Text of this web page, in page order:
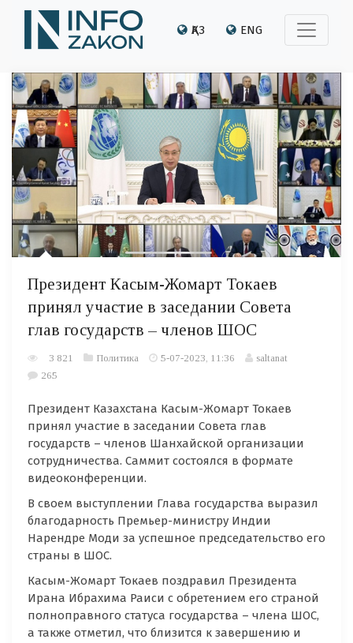
ҚАЗ ENG
Президент Касым-Жомарт Токаев
принял участие в заседании Совета
глав государств – членов ШОС
3 821 Политика 5-07-2023, 11:36
saltanat
265
Президент Казахстана Касым-Жомарт Токаев
принял участие в заседании Совета глав
государств – членов Шанхайской организации
сотрудничества. Саммит состоялся в формате
видеоконференции.
В своем выступлении Глава государства выразил
благодарность Премьер-министру Индии
Нарендре Моди за успешное председательство его
страны в ШОС.
Касым-Жомарт Токаев поздравил Президента
Ирана Ибрахима Раиси с обретением его страной
полноправного статуса государства – члена ШОС,
а также отметил, что близится к завершению и